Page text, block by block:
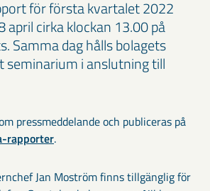
för första kvartalet 2022
april cirka klockan 13.00 på
Samma dag hålls bolagets
seminarium i anslutning till
pressmeddelande och publiceras på
rapporter.
Jan Moström finns tillgänglig för